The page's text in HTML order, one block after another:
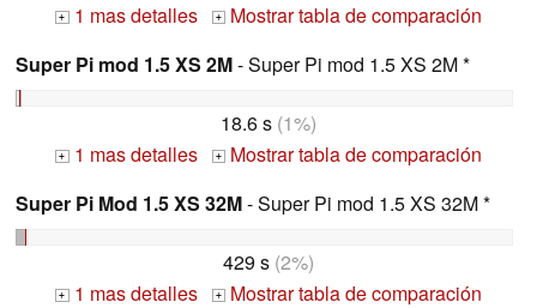
+ 1 mas detalles +
Mostrar tabla de comparación
Super Pi mod 1.5 XS 2M- Super Pi mod 1.5 XS 2M *
18.6 s (1%)
+ 1 mas detalles +
Mostrar tabla de comparación
Super Pi Mod 1.5 XS 32M- Super Pi mod 1.5 XS 32M *
429 s (2%)
+ 1 mas detalles +
Mostrar tabla de comparación